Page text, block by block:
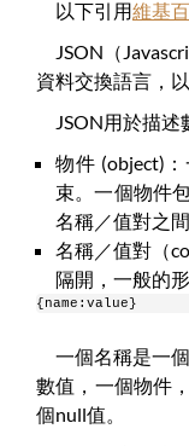
以下引用維基
JSON（
資料交換語言，
JSON用於描述
物件 (object)
束。一個物件
名稱／值對之
名稱／值對（
隔開，一般的
{name:value}
一個名稱是一
數值，一個物件
個null值。